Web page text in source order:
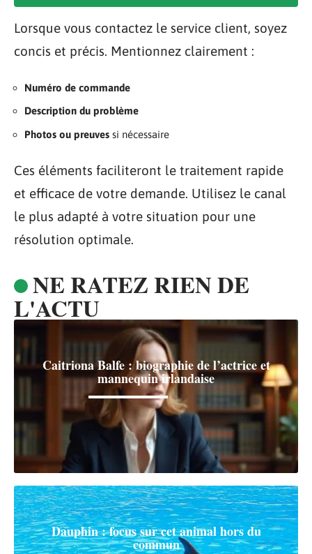
Lorsque vous contactez le service client, soyez
concis et précis. Mentionnez clairement :
Numéro de commande
Description du problème
Photos ou preuves si nécessaire
Ces éléments faciliteront le traitement rapide
et efficace de votre demande. Utilisez le canal
le plus adapté à votre situation pour une
résolution optimale.
NE RATEZ RIEN DE
L'ACTU
Caitriona Balfe : biographie de l’actrice et
mannequin irlandaise
Dauphin : focus sur cet animal hors du
commun